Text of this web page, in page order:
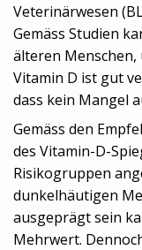
Veterinärwesen
Gemäss Studien
älteren Menschen,
Vitamin D ist gut
dass kein Mangel
Gemäss den
des Vitamin-D-
Risikogruppen
dunkelhäutigen
ausgeprägt sein
Mehrwert.